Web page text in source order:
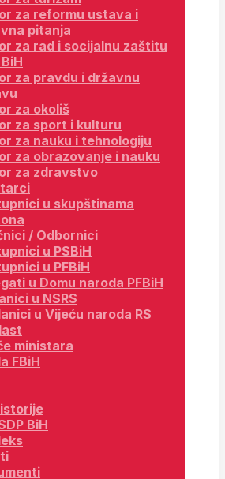
za reformu ustava i
pitanja
za rad i socijalnu zaštitu
za pravdu i državnu
za okoliš
za sport i kulturu
za nauku i tehnologiju
za obrazovanje i nauku
za zdravstvo
u skupštinama
/ Odbornici
u PSBiH
u PFBiH
u Domu naroda PFBiH
u NSRS
u Vijeću naroda RS
ministara
FBiH
BiH